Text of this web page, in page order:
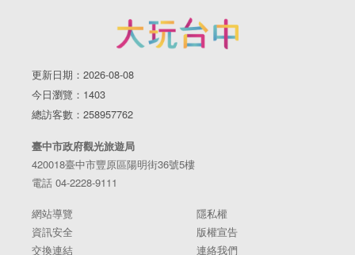
更新日期：2026-08-08
今日瀏覽：1403
總訪客數：258957762
臺中市政府觀光旅遊局
420018臺中市豐原區陽明街36號5樓
電話 04-2228-9111
網站導覽
隱私權
資訊安全
版權宣告
交換連結
連絡我們